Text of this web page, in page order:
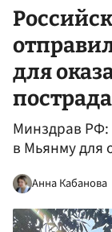
для
Минздрав РФ:
в Мьянму для
Анна Кабанова